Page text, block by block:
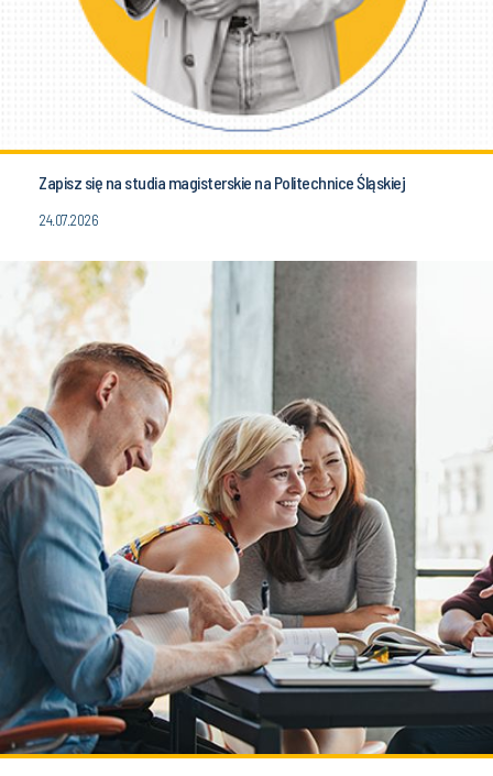
Zapisz się na studia magisterskie na Politechnice Śląskiej
24.07.2026